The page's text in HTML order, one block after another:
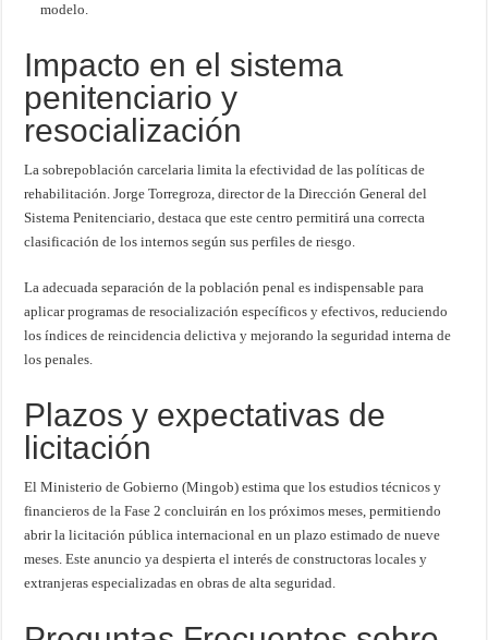
modelo.
Impacto en el sistema
penitenciario y
resocialización
La sobrepoblación carcelaria limita la efectividad de las políticas de
rehabilitación. Jorge Torregroza, director de la Dirección General del
Sistema Penitenciario, destaca que este centro permitirá una correcta
clasificación de los internos según sus perfiles de riesgo.
La adecuada separación de la población penal es indispensable para
aplicar programas de resocialización específicos y efectivos, reduciendo
los índices de reincidencia delictiva y mejorando la seguridad interna de
los penales.
Plazos y expectativas de
licitación
El Ministerio de Gobierno (Mingob) estima que los estudios técnicos y
financieros de la Fase 2 concluirán en los próximos meses, permitiendo
abrir la licitación pública internacional en un plazo estimado de nueve
meses. Este anuncio ya despierta el interés de constructoras locales y
extranjeras especializadas en obras de alta seguridad.